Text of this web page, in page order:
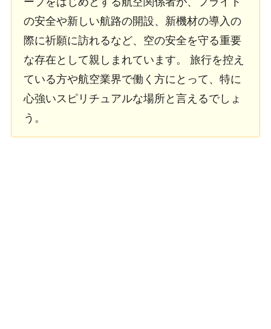
の安全や新しい航路の開設、新機材の導入の
際に祈願に訪れるなど、空の安全を守る重要
な存在として親しまれています。 旅行を控え
ている方や航空業界で働く方にとって、特に
心強いスピリチュアルな場所と言えるでしょ
う。